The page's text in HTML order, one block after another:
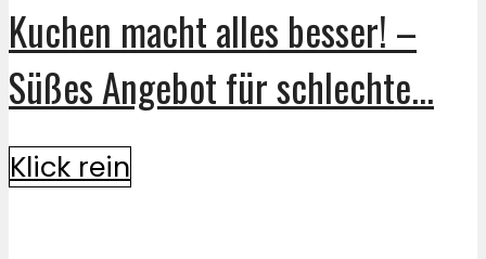
Kuchen macht alles besser! –
Süßes Angebot für schlechte...
Klick rein